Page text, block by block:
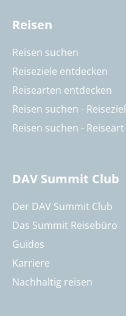
Reisen
Reisen suchen
Reiseziele entdecken
Reisearten entdecken
Reisen suchen - Reiseziel
Reisen suchen - Reiseart
DAV Summit Club
Der DAV Summit Club
Das Summit Reisebüro
Guides
Karriere
Nachhaltig reisen